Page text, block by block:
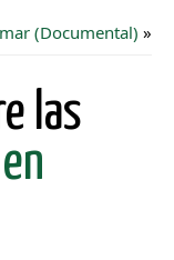
(Documental) »
las